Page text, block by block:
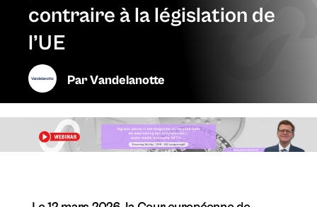
contraire à la législation de
l’UE
ParVandelanotte